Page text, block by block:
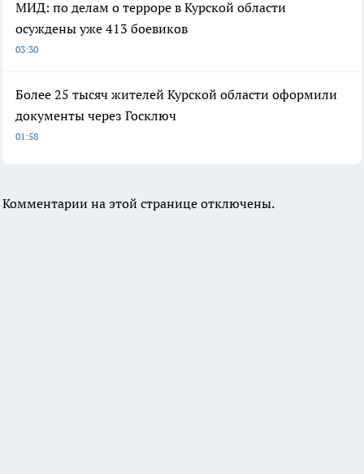
МИД: по делам о терроре в Курской области
осуждены уже 413 боевиков
03:30
Более 25 тысяч жителей Курской области оформили
документы через Госключ
01:58
Комментарии на этой странице отключены.